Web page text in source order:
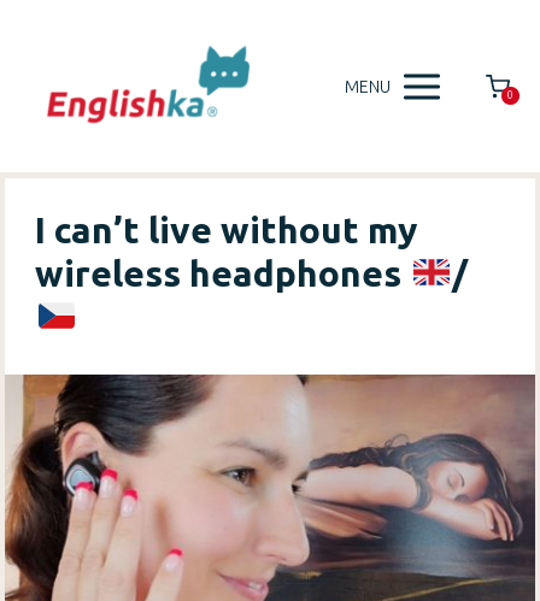
MENU 0
I can’t live without my
wireless headphones
/